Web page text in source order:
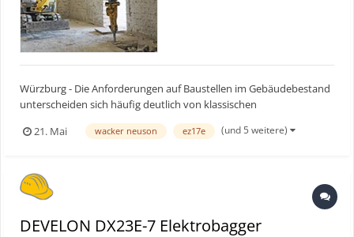
Würzburg - Die Anforderungen auf Baustellen im Gebäudebestand
unterscheiden sich häufig deutlich von klassischen
Arbeiten in geschlossenen Räumen stellen besondere
21. Mai wacker neuson ez17e (und 5 weitere)
DEVELON DX23E-7 Elektrobagger